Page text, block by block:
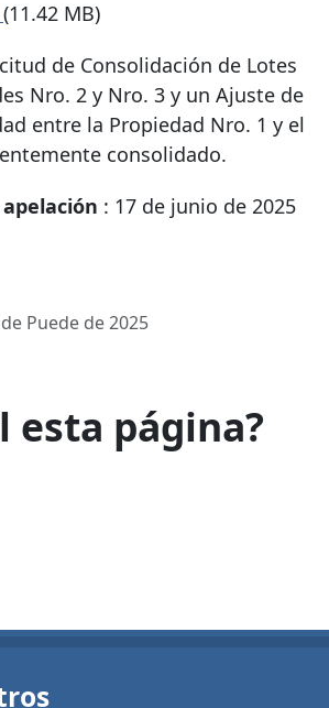
(11.42 MB)
de Consolidación de Lotes
Nro. 2 y Nro. 3 y un Ajuste de
entre la Propiedad Nro. 1 y el
consolidado.
: 17 de junio de 2025
Puede de 2025
esta página?